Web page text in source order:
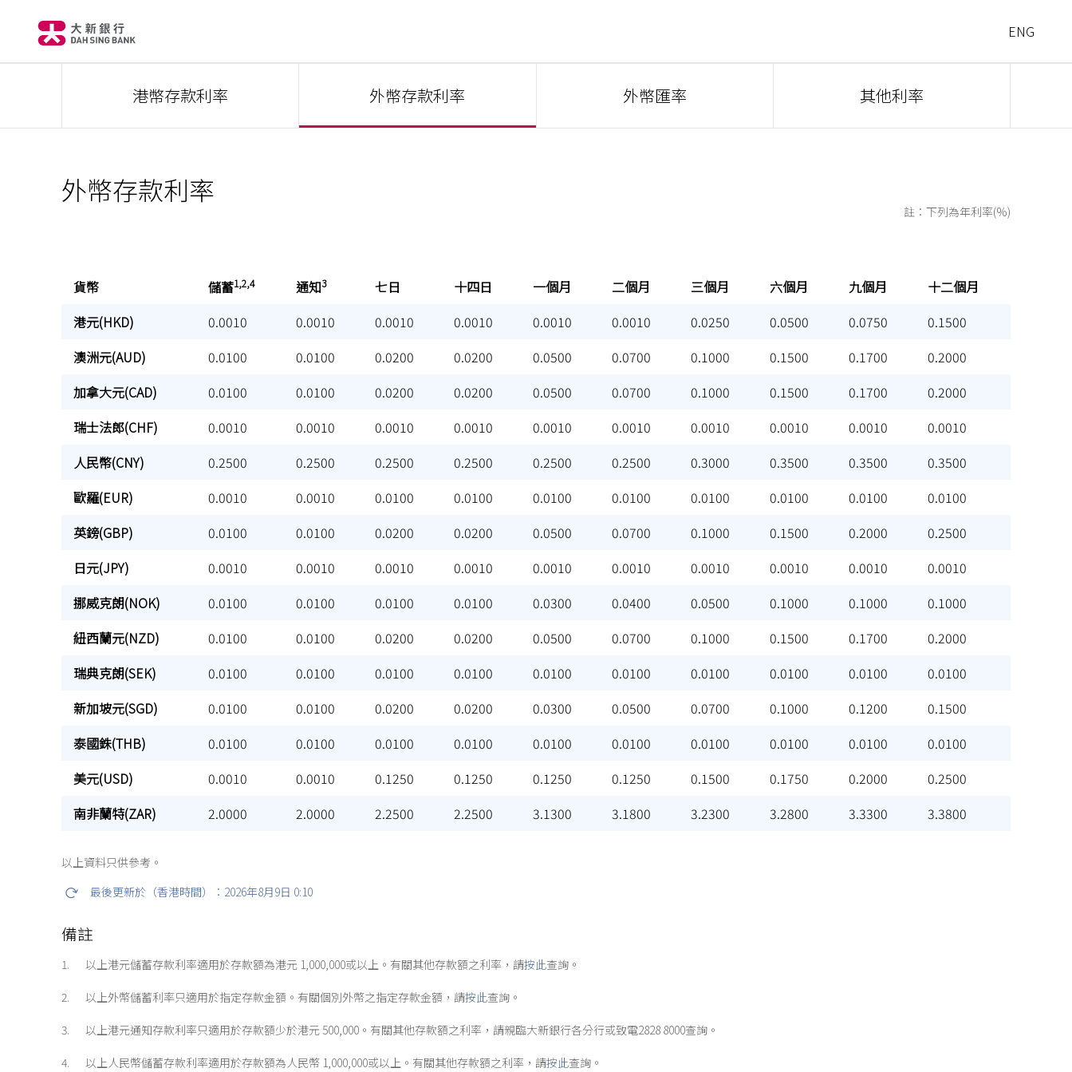
ENG
港幣存款利率 外幣存款利率 外幣匯率 其他利率
外幣存款利率
註：下列為年利率(%)
貨幣 儲蓄1,2,4 通知3 七日 十四日 一個月 二個月 三個月 六個月 九個月
十二個月
貨幣
儲蓄 通知 七日 十四日 一個月 二個月 三個月 六個月 九個月 十二個月
港元(HKD) 0.0010 0.0010 0.0010 0.0010 0.0010 0.0010 0.0250 0.0500 0.0750
0.1500
澳洲元(AUD)
0.0100 0.0100 0.0200 0.0200 0.0500 0.0700 0.1000 0.1500 0.1700
0.2000
加拿大元(CAD)
0.0100 0.0100 0.0200 0.0200 0.0500 0.0700 0.1000 0.1500 0.1700
0.2000
瑞士法郎(CHF)
0.0010 0.0010 0.0010 0.0010 0.0010 0.0010 0.0010 0.0010 0.0010
0.0010
人民幣(CNY)
0.2500 0.2500 0.2500 0.2500 0.2500 0.2500 0.3000 0.3500 0.3500
0.3500
歐羅(EUR)
0.0010 0.0010 0.0100 0.0100 0.0100 0.0100 0.0100 0.0100 0.0100
0.0100
英鎊(GBP)
0.0100 0.0100 0.0200 0.0200 0.0500 0.0700 0.1000 0.1500 0.2000
0.2500
日元(JPY)
0.0010 0.0010 0.0010 0.0010 0.0010 0.0010 0.0010 0.0010 0.0010
0.0010
挪威克朗(NOK)
0.0100 0.0100 0.0100 0.0100 0.0300 0.0400 0.0500 0.1000 0.1000
0.1000
紐西蘭元(NZD)
0.0100 0.0100 0.0200 0.0200 0.0500 0.0700 0.1000 0.1500 0.1700
0.2000
瑞典克朗(SEK)
0.0100 0.0100 0.0100 0.0100 0.0100 0.0100 0.0100 0.0100 0.0100
0.0100
新加坡元(SGD)
0.0100 0.0100 0.0200 0.0200 0.0300 0.0500 0.0700 0.1000 0.1200
0.1500
泰國銖(THB)
0.0100 0.0100 0.0100 0.0100 0.0100 0.0100 0.0100 0.0100 0.0100
0.0100
美元(USD)
0.0010 0.0010 0.1250 0.1250 0.1250 0.1250 0.1500 0.1750 0.2000
0.2500
南非蘭特(ZAR)
2.0000 2.0000 2.2500 2.2500 3.1300 3.1800 3.2300 3.2800 3.3300 3.3800
貨幣
港元(HKD)
澳洲元(AUD)
加拿大元(CAD)
瑞士法郎(CHF)
人民幣(CNY)
歐羅(EUR)
英鎊(GBP)
日元(JPY)
挪威克朗(NOK)
紐西蘭元(NZD)
瑞典克朗(SEK)
新加坡元(SGD)
泰國銖(THB)
美元(USD)
南非蘭特(ZAR)
以上資料只供參考。
最後更新於（香港時間）： 2026年8月9日 0:10
備註
以上港元儲蓄存款利率適用於存款額為港元 1,000,000或以上。有關其他存款額之利率，請按此查詢。
以上外幣儲蓄利率只適用於指定存款金額。有關個別外幣之指定存款金額，請按此查詢。
以上港元通知存款利率只適用於存款額少於港元 500,000。有關其他存款額之利率，請親臨大新銀行各分行或致電2828 8000查詢。
以上人民幣儲蓄存款利率適用於存款額為人民幣 1,000,000或以上。有關其他存款額之利率，請按此查詢。